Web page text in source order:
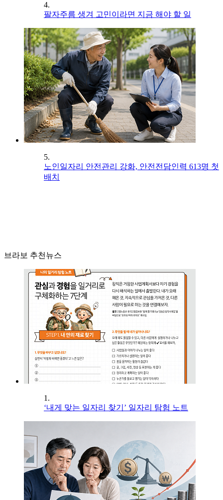
4.
팔자주름 생겨 고민이라면 지금 해야 할 일
5.
노인일자리 안전관리 강화, 안전전담인력 613명 첫
배치
브라보 추천뉴스
1.
‘내게 맞는 일자리 찾기’ 일자리 탐험 노트